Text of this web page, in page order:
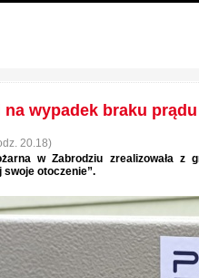
na wypadek braku prądu
20.18)
w Zabrodziu zrealizowała
swoje otoczenie”.